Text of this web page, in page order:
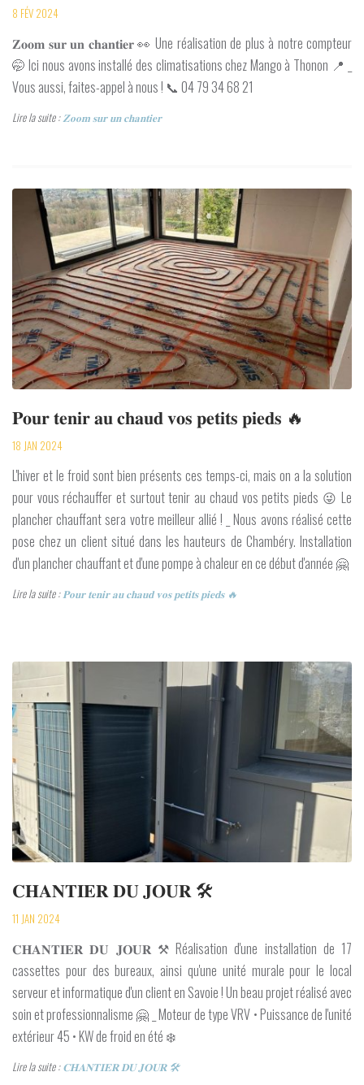
8 FÉV 2024
𝐙𝐨𝐨𝐦 𝐬𝐮𝐫 𝐮𝐧 𝐜𝐡𝐚𝐧𝐭𝐢𝐞𝐫 👀 Une réalisation de plus à notre compteur
🤭 Ici nous avons installé des climatisations chez Mango à Thonon 📍 _
Vous aussi, faites-appel à nous ! 📞 04 79 34 68 21
Lire la suite :𝐙𝐨𝐨𝐦 𝐬𝐮𝐫 𝐮𝐧 𝐜𝐡𝐚𝐧𝐭𝐢𝐞𝐫
𝐏𝐨𝐮𝐫 𝐭𝐞𝐧𝐢𝐫 𝐚𝐮 𝐜𝐡𝐚𝐮𝐝 𝐯𝐨𝐬 𝐩𝐞𝐭𝐢𝐭𝐬 𝐩𝐢𝐞𝐝𝐬 🔥
18 JAN 2024
L'hiver et le froid sont bien présents ces temps-ci, mais on a la solution
pour vous réchauffer et surtout tenir au chaud vos petits pieds 😜 Le
plancher chauffant sera votre meilleur allié ! _ Nous avons réalisé cette
pose chez un client situé dans les hauteurs de Chambéry. Installation
d'un plancher chauffant et d'une pompe à chaleur en ce début d'année 🤗
Lire la suite :𝐏𝐨𝐮𝐫 𝐭𝐞𝐧𝐢𝐫 𝐚𝐮 𝐜𝐡𝐚𝐮𝐝 𝐯𝐨𝐬 𝐩𝐞𝐭𝐢𝐭𝐬 𝐩𝐢𝐞𝐝𝐬 🔥
𝐂𝐇𝐀𝐍𝐓𝐈𝐄𝐑 𝐃𝐔 𝐉𝐎𝐔𝐑 🛠️
11 JAN 2024
𝐂𝐇𝐀𝐍𝐓𝐈𝐄𝐑 𝐃𝐔 𝐉𝐎𝐔𝐑 ⚒️ Réalisation d'une installation de 17
cassettes pour des bureaux, ainsi qu'une unité murale pour le local
serveur et informatique d'un client en Savoie ! Un beau projet réalisé avec
soin et professionnalisme 🤗 _ Moteur de type VRV • Puissance de l'unité
extérieur 45 • KW de froid en été ❄️
Lire la suite :𝐂𝐇𝐀𝐍𝐓𝐈𝐄𝐑 𝐃𝐔 𝐉𝐎𝐔𝐑 🛠️